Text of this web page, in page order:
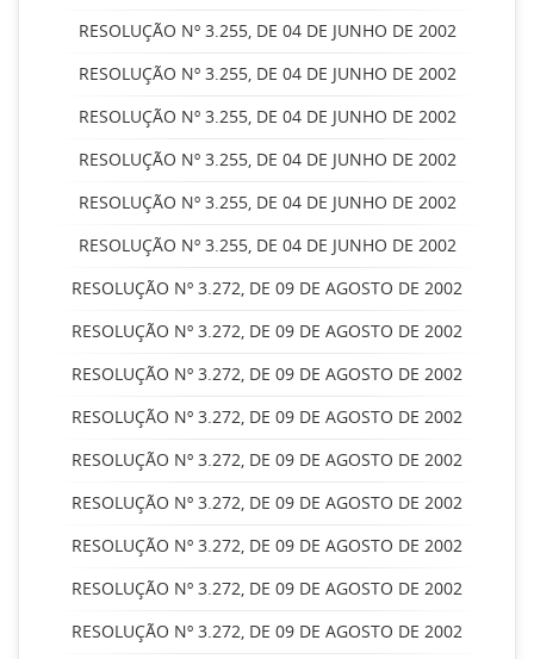
RESOLUÇÃO Nº 3.255, DE 04 DE JUNHO DE 2002
RESOLUÇÃO Nº 3.255, DE 04 DE JUNHO DE 2002
RESOLUÇÃO Nº 3.255, DE 04 DE JUNHO DE 2002
RESOLUÇÃO Nº 3.255, DE 04 DE JUNHO DE 2002
RESOLUÇÃO Nº 3.255, DE 04 DE JUNHO DE 2002
RESOLUÇÃO Nº 3.255, DE 04 DE JUNHO DE 2002
RESOLUÇÃO Nº 3.272, DE 09 DE AGOSTO DE 2002
RESOLUÇÃO Nº 3.272, DE 09 DE AGOSTO DE 2002
RESOLUÇÃO Nº 3.272, DE 09 DE AGOSTO DE 2002
RESOLUÇÃO Nº 3.272, DE 09 DE AGOSTO DE 2002
RESOLUÇÃO Nº 3.272, DE 09 DE AGOSTO DE 2002
RESOLUÇÃO Nº 3.272, DE 09 DE AGOSTO DE 2002
RESOLUÇÃO Nº 3.272, DE 09 DE AGOSTO DE 2002
RESOLUÇÃO Nº 3.272, DE 09 DE AGOSTO DE 2002
RESOLUÇÃO Nº 3.272, DE 09 DE AGOSTO DE 2002